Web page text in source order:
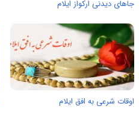
جاهای دیدنی ارکواز ایلام
اوقات شرعی به افق ایلام